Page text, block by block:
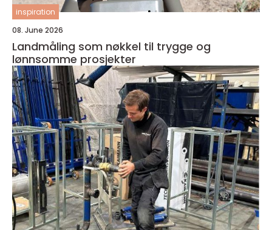
inspiration
08. June 2026
Landmåling som nøkkel til trygge og
lønnsomme prosjekter